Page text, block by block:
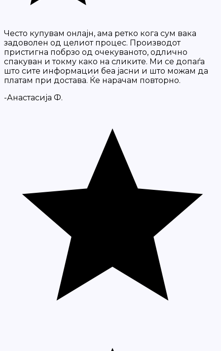
Често купувам онлајн, ама ретко кога сум вака
задоволен од целиот процес. Производот
пристигна побрзо од очекуваното, одлично
спакуван и токму како на сликите. Ми се допаѓа
што сите информации беа јасни и што можам да
платам при достава. Ќе нарачам повторно.
-Анастасија Ф.